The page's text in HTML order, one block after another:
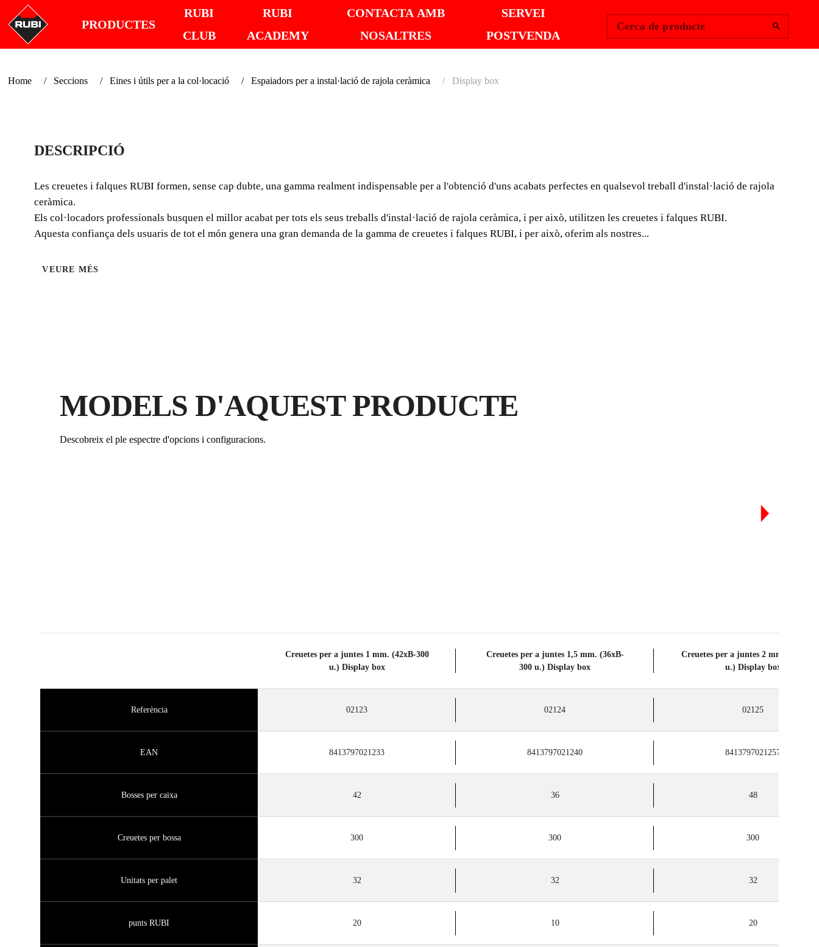
PRODUCTES
RUBI
CLUB
RUBI
ACADEMY
CONTACTA AMB
NOSALTRES
SERVEI
POSTVENDA
Cerca de producte
Home Seccions Eines i útils per a la col·locació Espaiadors per a instal·lació de rajola ceràmica Display box
indispensable per a l'obtenció d'uns acabats perfectes en qualsevol treball
DESCRIPCIÓ
Les creuetes i falques RUBI formen, sense cap dubte, una gamma realment indispensable per a l'obtenció d'uns acabats perfectes en qualsevol treball d'instal·lació de rajola
ceràmica.
Els col·locadors professionals busquen el millor acabat per tots els seus treballs d'instal·lació de rajola ceràmica, i per això, utilitzen les creuetes i falques RUBI.
Aquesta confiança dels usuaris de tot el món genera una gran demanda de la gamma de creuetes i falques RUBI, i per això, oferim als nostres...
VEURE MÉS
MODELS D'AQUEST PRODUCTE
Descobreix el ple espectre d'opcions i configuracions.
Creuetes per a juntes 1 mm. (42xB-300
u.) Display box
Creuetes per a juntes 1,5 mm. (36xB-
300 u.) Display box
Creuetes per a juntes 2 mm. (48xB-
u.) Display box
Referència 02123 02124 02125
EAN 8413797021233 8413797021240 8413797021257
Bosses per caixa 42 36 48
Creuetes per bossa 300 300 300
Unitats per palet 32 32 32
punts RUBI 20 10 20